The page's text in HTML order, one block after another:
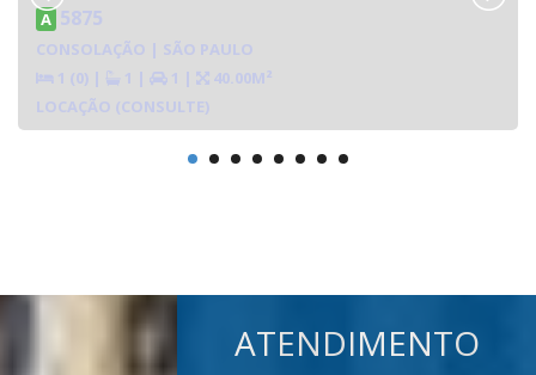
A 5875
CONSOLAÇÃO | SÃO PAULO
1 (0) | 1 | 1 |
40.00M²
LOCAÇÃO (CONSULTE)
ATENDIMENTO